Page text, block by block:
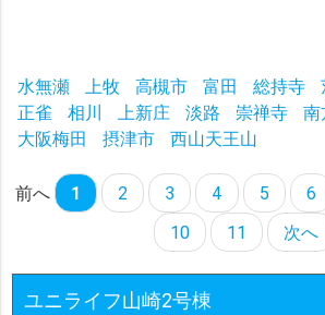
水無瀬 上牧 高槻市 富田 総持寺
正雀
相川 上新庄 淡路 崇禅寺 南
大阪梅田
摂津市 西山天王山
前へ 1 2 3 4 5 6
10
11 次へ
ユニライフ山崎2号棟